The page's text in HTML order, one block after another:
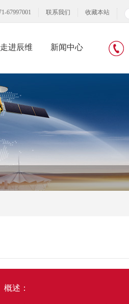
67997001 联系我们 收藏本站
走进辰维 新闻中心
概述：